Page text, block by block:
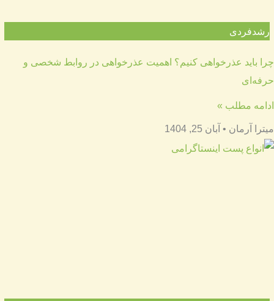
رشدفردی
چرا باید عذرخواهی کنیم؟ اهمیت عذرخواهی در روابط شخصی و
حرفه‌ای
ادامه مطلب »
میترا آرمان آبان 25, 1404